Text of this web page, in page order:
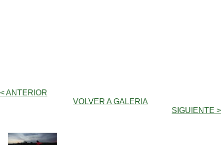
< ANTERIOR
VOLVER A GALERIA
SIGUIENTE >